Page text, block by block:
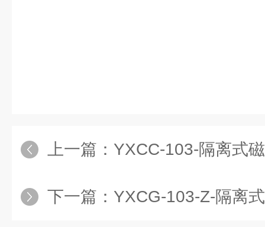
上一篇： YXCC-103-隔离式磁助电接
下一篇： YXCG-103-Z-隔离式磁助电接